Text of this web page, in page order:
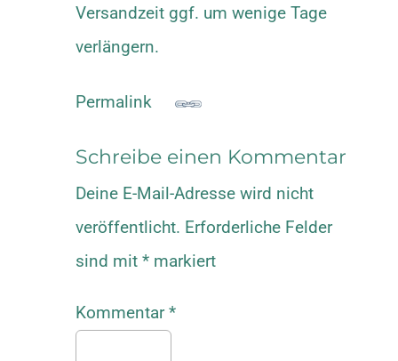
Versandzeit ggf. um wenige Tage
verlängern.
Permalink
Schreibe einen Kommentar
Deine E-Mail-Adresse wird nicht
veröffentlicht. Erforderliche Felder
sind mit * markiert
Kommentar*